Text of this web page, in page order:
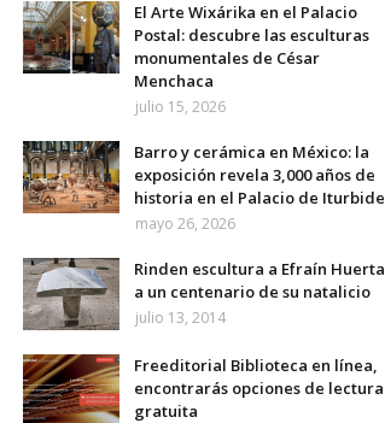
El Arte Wixárika en el Palacio
Postal: descubre las esculturas
monumentales de César
Menchaca
julio 15, 2026
Barro y cerámica en México: la
exposición revela 3,000 años de
historia en el Palacio de Iturbide
mayo 26, 2026
Rinden escultura a Efraín Huerta
a un centenario de su natalicio
julio 13, 2014
Freeditorial Biblioteca en línea,
encontrarás opciones de lectura
gratuita